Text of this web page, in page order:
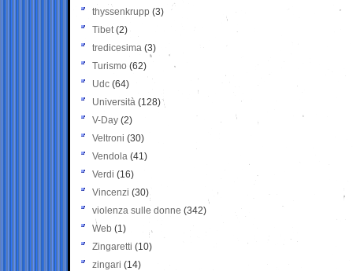
thyssenkrupp (3)
Tibet(2)
tredicesima (3)
Turismo (62)
Udc (64)
Università (128)
V-Day (2)
Veltroni (30)
Vendola (41)
Verdi (16)
Vincenzi (30)
violenza sulle donne (342)
Web (1)
Zingaretti (10)
zingari (14)